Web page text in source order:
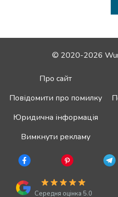
© 2020-2026
Про сайт
Повідомити про помилку
Юридична інформація
Вимкнути рекламу
Середня оцінка 5.0